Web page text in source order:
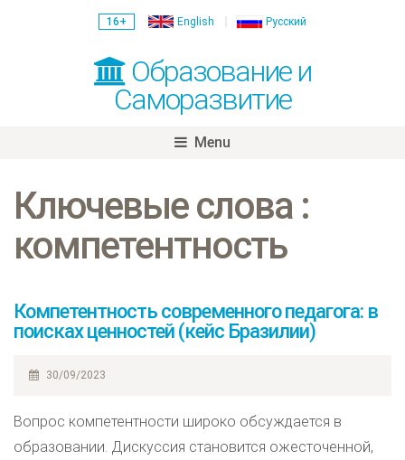
16+ English Русский
Образование и
Саморазвитие
Menu
content
Ключевые слова :
компетентность
Компетентность современного педагога: в
поисках ценностей (кейс Бразилии)
30/09/2023
Вопрос компетентности широко обсуждается в
образовании. Дискуссия становится ожесточенной,